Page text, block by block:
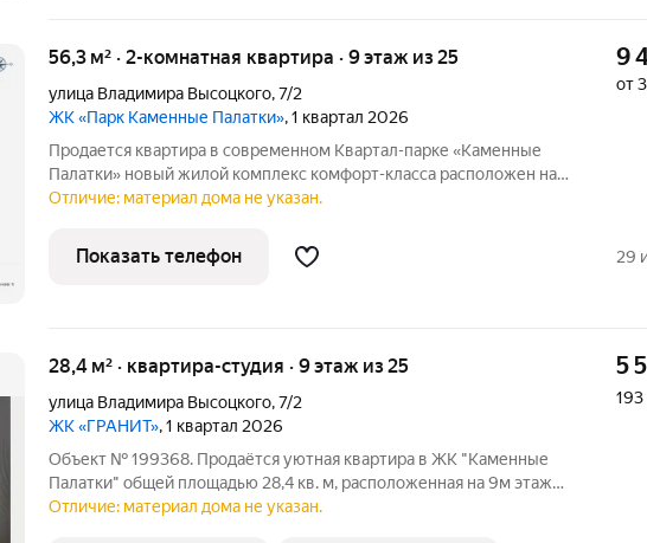
56,3 м² · 2-комнатная квартира · 9 этаж из 25
улица Владимира Высоцкого,7/2
ЖК «Парк Каменные Палатки», 1 квартал 2026
Продается квартира в современном Квартал-парке «Каменные
Палатки» новый жилой комплекс комфорт-класса расположен на
границе микрорайонов ЖБИ и Втузгородок, в 15 минутах от
озером Шарташ. В
9
от
Отличие: материал дома не указан.
Показать телефон 29
28,4 м² · квартира-студия · 9 этаж из 25
улица Владимира Высоцкого,7/2
ЖК «ГРАНИТ», 1 квартал 2026
Объект № 199368. Продаётся уютная квартира в ЖК "Каменные
Палатки" общей площадью 28,4 кв. м, расположенная на 9м этаже
современного нового дома. Из большого широкоформатного окна
5
193
Отличие: материал дома не указан.